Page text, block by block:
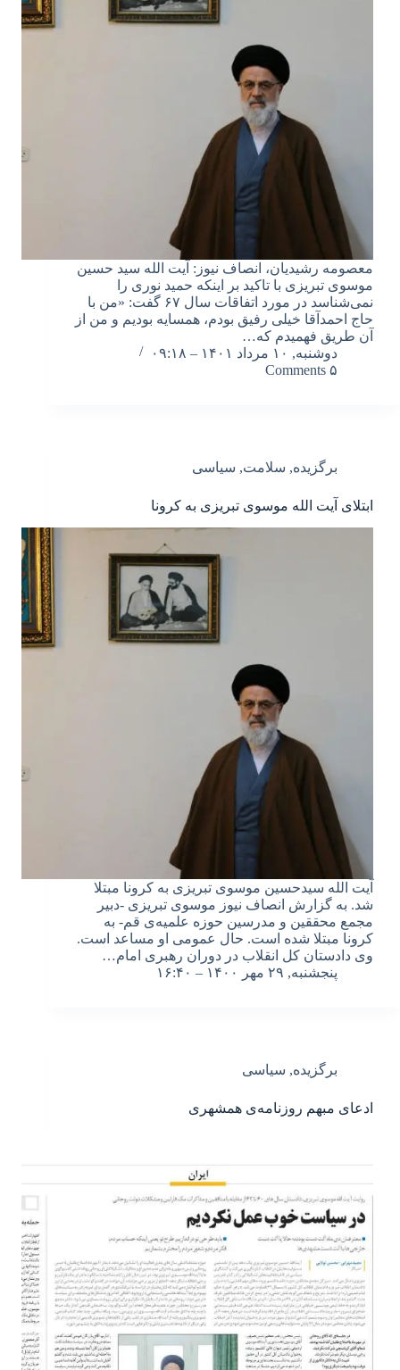
معصومه رشیدیان، انصاف نیوز: آیت الله سید حسین
موسوی تبریزی با تاکید بر اینکه حمید نوری را
نمی‌شناسد در مورد اتفاقات سال ۶۷ گفت: «من با
حاج احمدآقا خیلی رفیق بودم، همسایه بودیم و من از
آن طریق فهمیدم که…
دوشنبه, ۱۰ مرداد ۱۴۰۱ – ۰۹:۱۸
۵ Comments
برگزیده, سلامت, سیاسی
ابتلای آیت الله موسوی تبریزی به کرونا
آیت الله سیدحسین موسوی تبریزی به کرونا مبتلا
شد. به گزارش انصاف نیوز موسوی تبریزی -دبیر
مجمع محققین و مدرسین حوزه علمیه‌ی قم- به
کرونا مبتلا شده است. حال عمومی او مساعد است.
وی دادستان کل انقلاب در دوران رهبری امام…
پنجشنبه, ۲۹ مهر ۱۴۰۰ – ۱۶:۴۰
برگزیده, سیاسی
ادعای مبهم روزنامه‌ی همشهری